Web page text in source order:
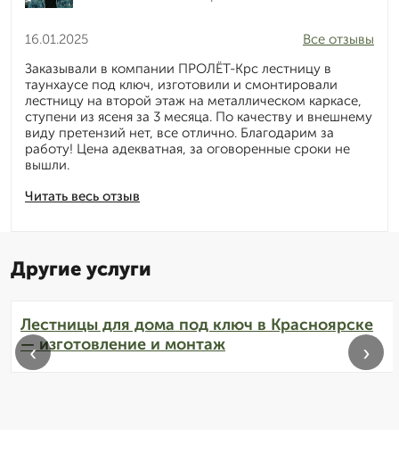
16.01.2025
Читать весь отзыв
Все отзывы
Заказывали в компании ПРОЛЁТ-Крс лестницу в
таунхаусе под ключ, изготовили и смонтировали
лестницу на второй этаж на металлическом каркасе,
ступени из ясеня за 3 месяца. По качеству и внешнему
виду претензий нет, все отлично. Благодарим за
работу! Цена адекватная, за оговоренные сроки не
вышли.
Другие услуги
Лестницы для дома под ключ в Красноярске
— изготовление и монтаж
‹ ›